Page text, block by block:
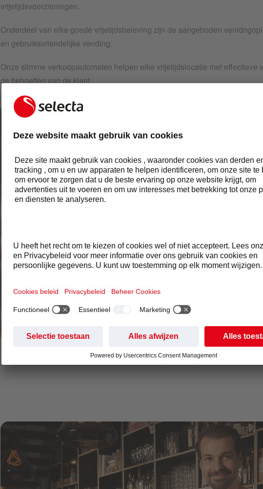
vrijetijdsvoorzieningen.
Onderdeel van elke goede vrijetijdsbeleving zijn de aangeboden
en gebruiksvriendelijke vending.
Onze slimme verkoopautomaten helpen elke vrijetijdslocatie met
de behoeften van de klant.
Large-Festival Event Party with Hipster People Blurred Background 1-